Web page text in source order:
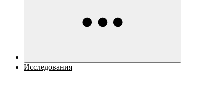
Исследования